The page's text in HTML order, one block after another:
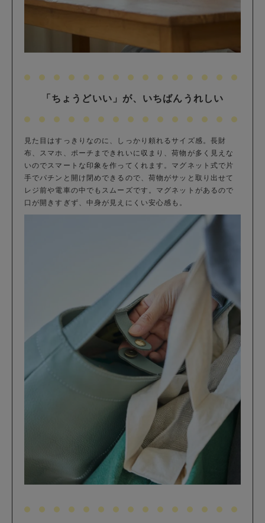
「ちょうどいい」が、いちばんうれしい
見た目はすっきりなのに、しっかり頼れるサイズ感。長財
布、スマホ、ポーチまできれいに収まり、荷物が多く見えな
いのでスマートな印象を作ってくれます。マグネット式で片
手でパチンと開け閉めできるので、荷物がサッと取り出せて
レジ前や電車の中でもスムーズです。マグネットがあるので
口が開きすぎず、中身が見えにくい安心感も。